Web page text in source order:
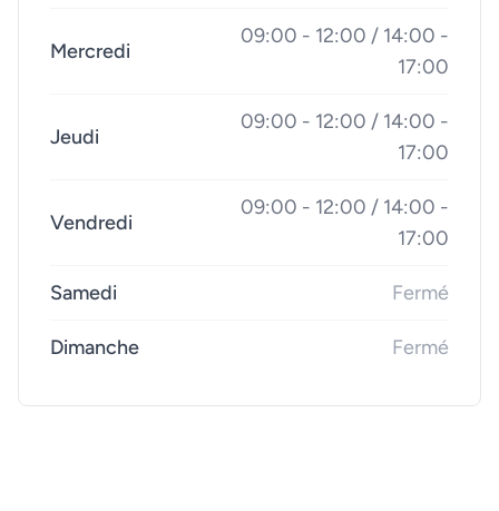
Mercredi
09:00 - 12:00 / 14:00 -
17:00
Jeudi
09:00 - 12:00 / 14:00 -
17:00
Vendredi
09:00 - 12:00 / 14:00 -
17:00
Samedi Fermé
Dimanche Fermé